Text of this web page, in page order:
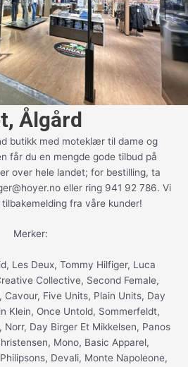
Ålgård
butikk med moteklær til dame og
får du en mengde gode tilbud på
over hele landet; for bestilling, ta
eller ring 941 92 786. Vi
fra våre kunder!
Merker:
Les Deux, Tommy Hilfiger, Luca
Collective, Second Female,
Cavour, Five Units, Plain Units, Day
Klein, Once Untold, Sommerfeldt,
Norr, Day Birger Et Mikkelsen, Panos
Mono, Basic Apparel,
Devali, Monte Napoleone,